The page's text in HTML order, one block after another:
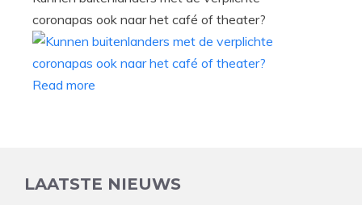
coronapas ook naar het café of theater?
Read more
LAATSTE NIEUWS